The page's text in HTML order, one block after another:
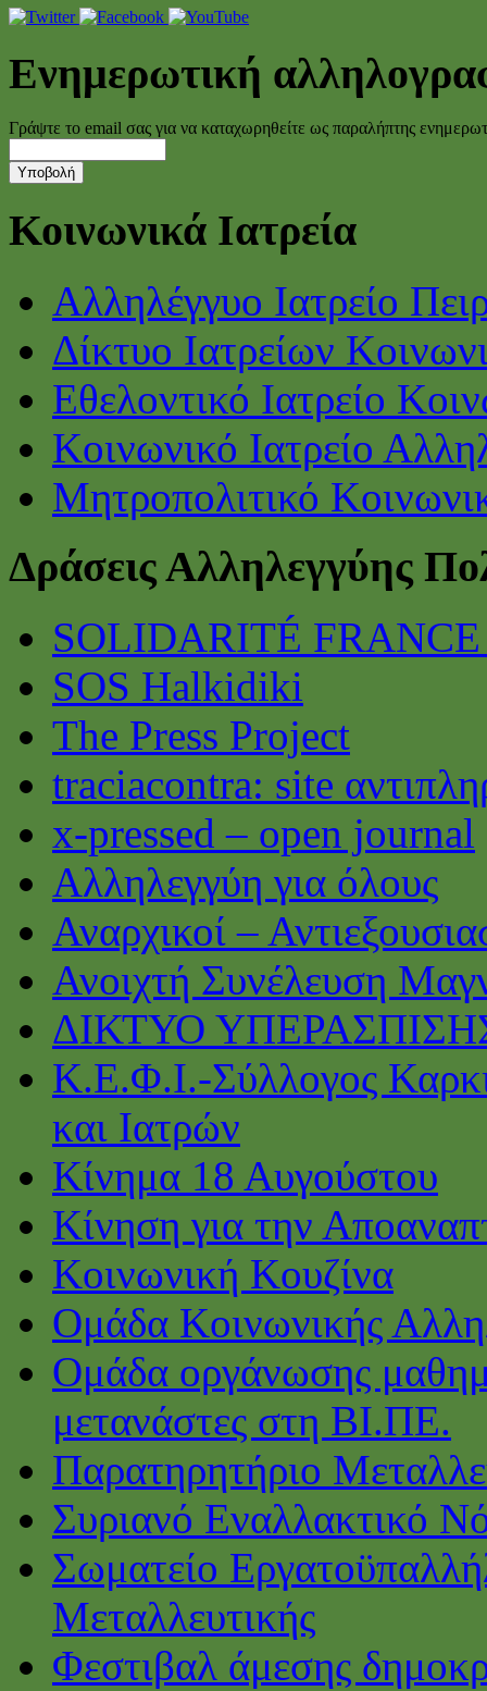
Ενημερωτική
Γράψτε το email σας για να καταχωρηθείτε ως παραλήπτης
Κοινωνικά Ιατρεία
Αλληλέγγυο Ιατρείο
Δίκτυο Ιατρείων
Εθελοντικό Ιατρείο
Κοινωνικό Ιατρείο
Μητροπολιτικό
Δράσεις Αλληλεγγύης
SOLIDARITÉ FRANCE
SOS Halkidiki
The Press Project
traciacontra: site
x-pressed – open journal
Αλληλεγγύη για όλους
Αναρχικοί –
Ανοιχτή Συνέλευση
ΔΙΚΤΥΟ
Κ.Ε.Φ.Ι.-Σύλλογος
και Ιατρών
Κίνημα 18 Αυγούστου
Κίνηση για την
Κοινωνική Κουζίνα
Ομάδα Κοινωνικής
Ομάδα οργάνωσης
μετανάστες στη ΒΙ.ΠΕ.
Παρατηρητήριο
Συριανό Εναλλακτικό
Σωματείο
Μεταλλευτικής
Φεστιβαλ άμεσης